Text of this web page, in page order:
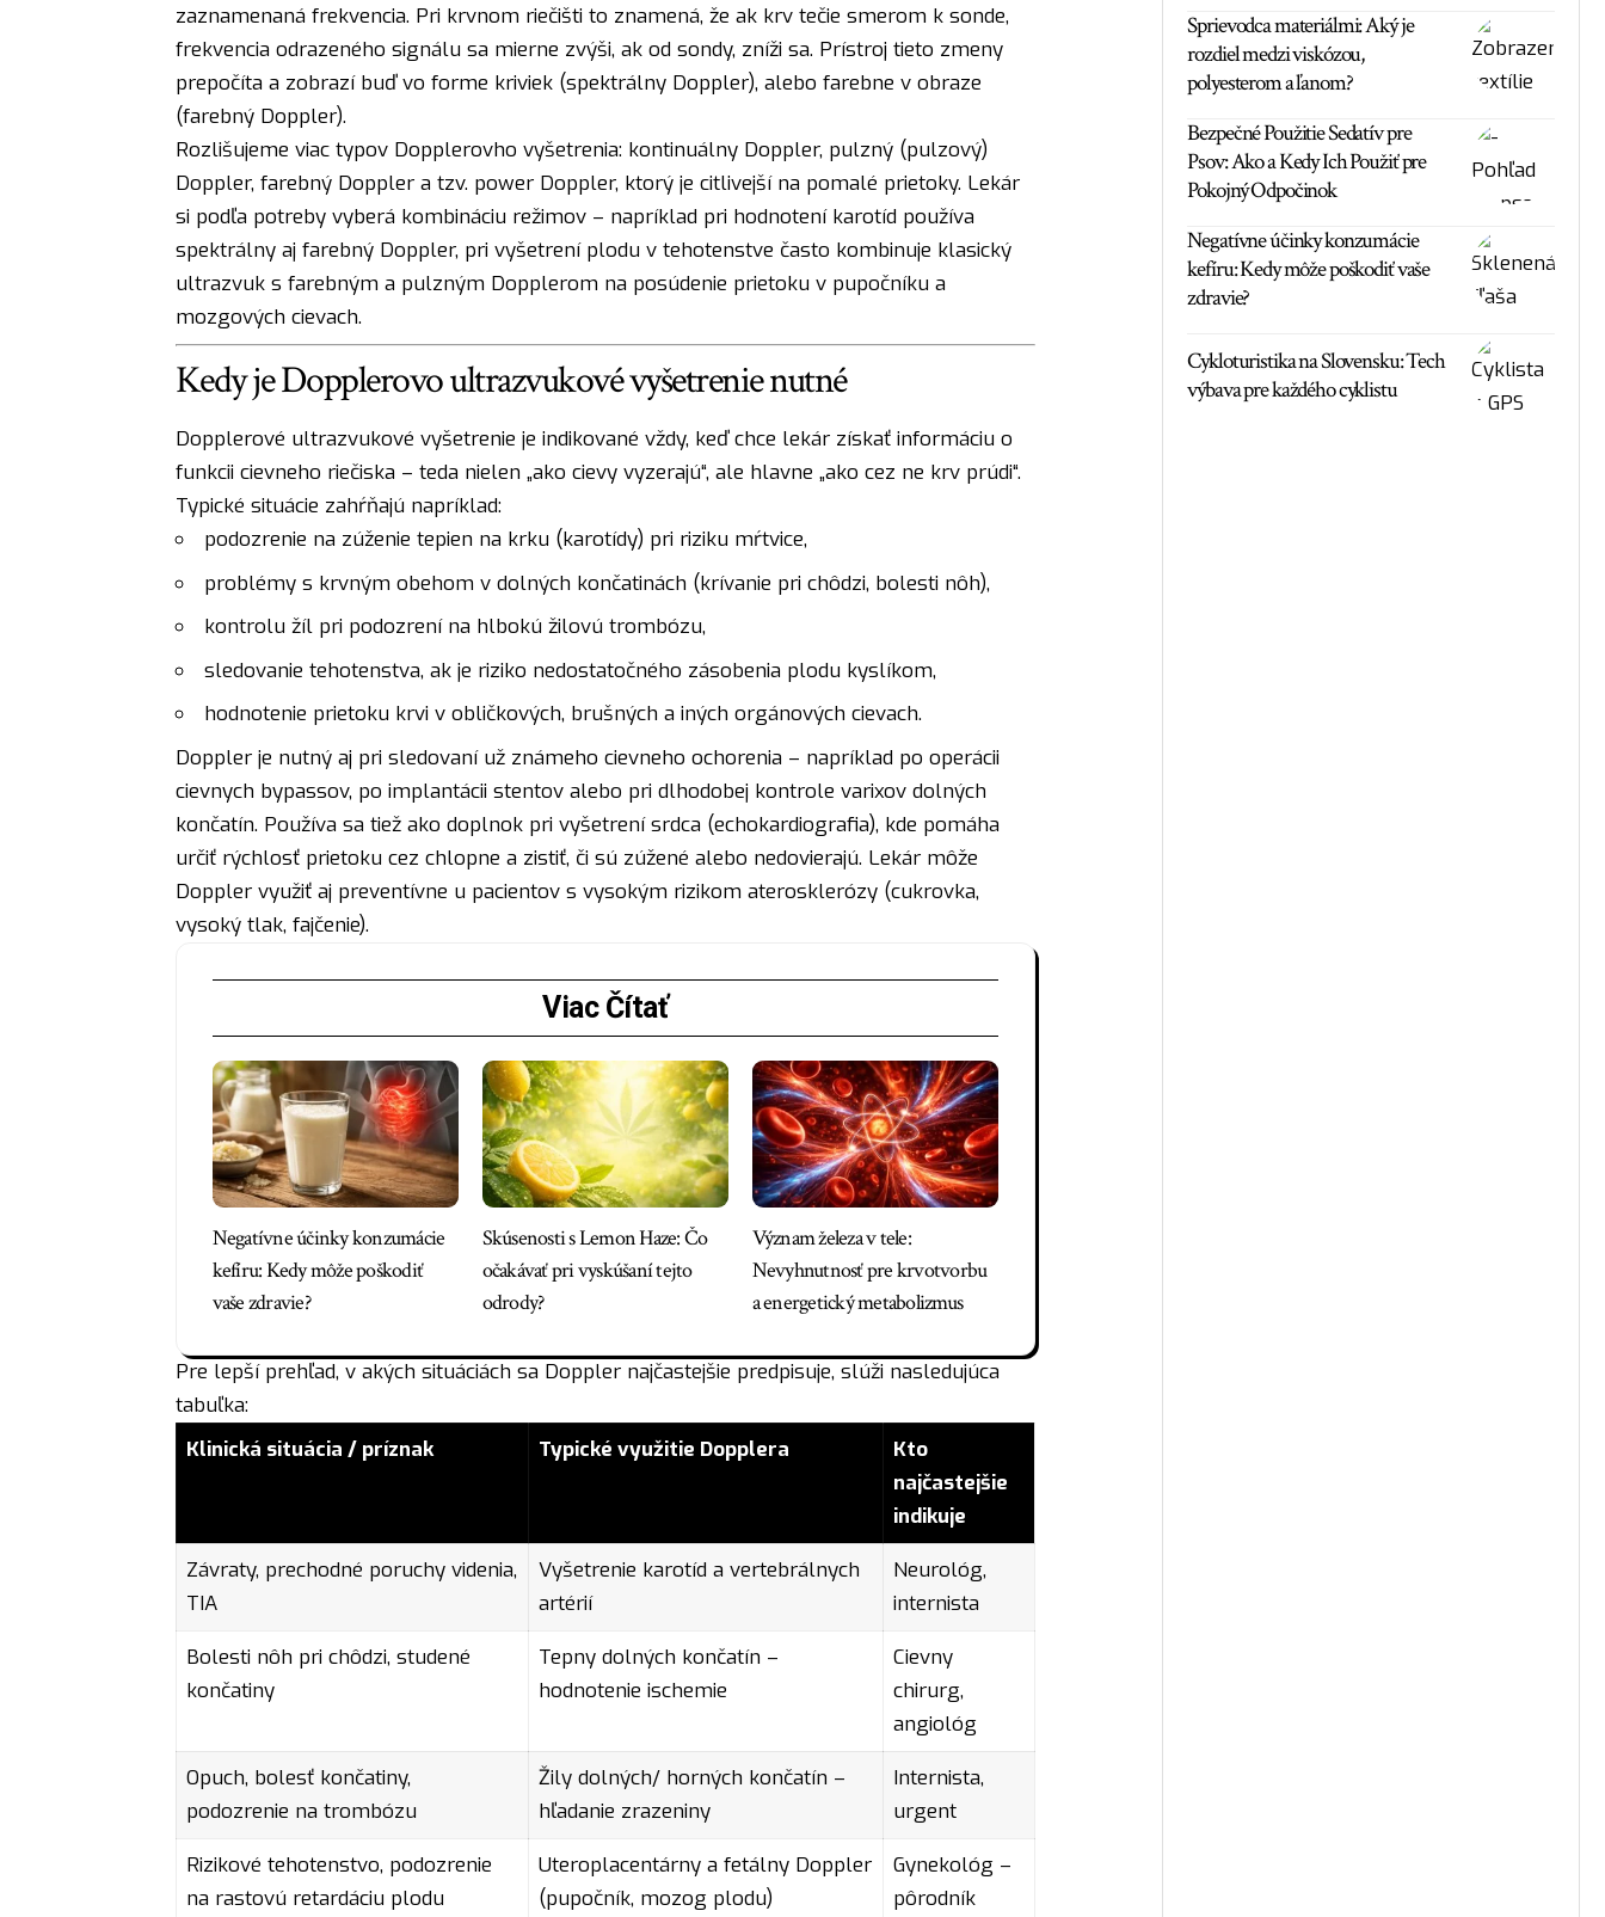
zaznamenaná frekvencia. Pri krvnom riečišti to znamená, že ak krv tečie smerom k sonde,
frekvencia odrazeného signálu sa mierne zvýši, ak od sondy, zníži sa. Prístroj tieto zmeny
prepočíta a zobrazí buď vo forme kriviek (spektrálny Doppler), alebo farebne v obraze
(farebný Doppler).
Rozlišujeme viac typov Dopplerovho vyšetrenia: kontinuálny Doppler, pulzný (pulzový)
Doppler, farebný Doppler a tzv. power Doppler, ktorý je citlivejší na pomalé prietoky. Lekár
si podľa potreby vyberá kombináciu režimov – napríklad pri hodnotení karotíd používa
spektrálny aj farebný Doppler, pri vyšetrení plodu v tehotenstve často kombinuje klasický
ultrazvuk s farebným a pulzným Dopplerom na posúdenie prietoku v pupočníku a
mozgových cievach.
Kedy je Dopplerovo ultrazvukové vyšetrenie nutné
Dopplerové ultrazvukové vyšetrenie je indikované vždy, keď chce lekár získať informáciu o
funkcii cievneho riečiska – teda nielen „ako cievy vyzerajú“, ale hlavne „ako cez ne krv prúdi“.
Typické situácie zahŕňajú napríklad:
podozrenie na zúženie tepien na krku (karotídy) pri riziku mŕtvice,
problémy s krvným obehom v dolných končatinách (krívanie pri chôdzi, bolesti nôh),
kontrolu žíl pri podozrení na hlbokú žilovú trombózu,
sledovanie tehotenstva, ak je riziko nedostatočného zásobenia plodu kyslíkom,
hodnotenie prietoku krvi v obličkových, brušných a iných orgánových cievach.
Doppler je nutný aj pri sledovaní už známeho cievneho ochorenia – napríklad po operácii
cievnych bypassov, po implantácii stentov alebo pri dlhodobej kontrole varixov dolných
končatín. Používa sa tiež ako doplnok pri vyšetrení srdca (echokardiografia), kde pomáha
určiť rýchlosť prietoku cez chlopne a zistiť, či sú zúžené alebo nedovierajú. Lekár môže
Doppler využiť aj preventívne u pacientov s vysokým rizikom aterosklerózy (cukrovka,
vysoký tlak, fajčenie).
Viac Čítať
Negatívne účinky konzumácie
kefíru: Kedy môže poškodiť
vaše zdravie?
Skúsenosti s Lemon Haze: Čo
očakávať pri vyskúšaní tejto
odrody?
Význam železa v tele:
Nevyhnutnosť pre krvotvorbu
a energetický metabolizmus
Pre lepší prehľad, v akých situáciách sa Doppler najčastejšie predpisuje, slúži nasledujúca
tabuľka:
Klinická situácia / príznak
Typické využitie Dopplera
Kto
najčastejšie
indikuje
Závraty, prechodné poruchy videnia,
TIA
Vyšetrenie karotíd a vertebrálnych
artérií
Neurológ,
internista
Bolesti nôh pri chôdzi, studené
končatiny
Tepny dolných končatín –
hodnotenie ischemie
Cievny
chirurg,
angiológ
Opuch, bolesť končatiny,
podozrenie na trombózu
Žily dolných/ horných končatín –
hľadanie zrazeniny
Internista,
urgent
Rizikové tehotenstvo, podozrenie
na rastovú retardáciu plodu
Uteroplacentárny a fetálny Doppler
(pupočník, mozog plodu)
Gynekológ –
pôrodník
Sprievodca materiálmi: Aký je
rozdiel medzi viskózou,
polyesterom a ľanom?
Bezpečné Použitie Sedatív pre
Psov: Ako a Kedy Ich Použiť pre
Pokojný Odpočinok
Negatívne účinky konzumácie
kefíru: Kedy môže poškodiť vaše
zdravie?
Cykloturistika na Slovensku: Tech
výbava pre každého cyklistu